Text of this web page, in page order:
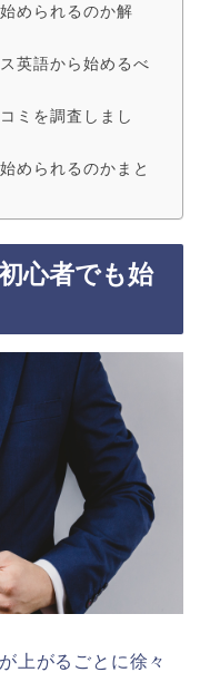
められるのか解
英語から始めるべ
ミを調査しまし
められるのかまと
心者でも始
上がるごとに徐々